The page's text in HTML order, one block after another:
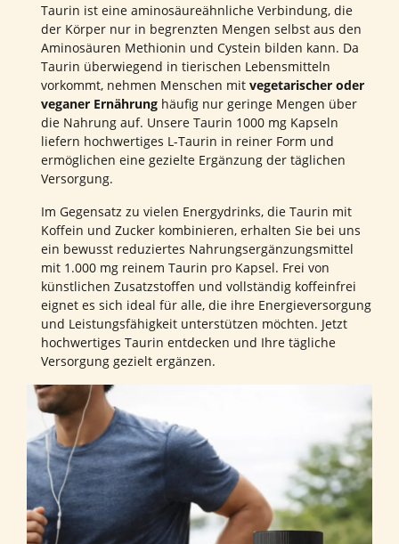
Taurin ist eine aminosäureähnliche Verbindung, die
der Körper nur in begrenzten Mengen selbst aus den
Aminosäuren Methionin und Cystein bilden kann. Da
Taurin überwiegend in tierischen Lebensmitteln
vorkommt, nehmen Menschen mit vegetarischer oder
veganer Ernährung häufig nur geringe Mengen über
die Nahrung auf. Unsere Taurin 1000 mg Kapseln
liefern hochwertiges L-Taurin in reiner Form und
ermöglichen eine gezielte Ergänzung der täglichen
Versorgung.
Im Gegensatz zu vielen Energydrinks, die Taurin mit
Koffein und Zucker kombinieren, erhalten Sie bei uns
ein bewusst reduziertes Nahrungsergänzungsmittel
mit 1.000 mg reinem Taurin pro Kapsel. Frei von
künstlichen Zusatzstoffen und vollständig koffeinfrei
eignet es sich ideal für alle, die ihre Energieversorgung
und Leistungsfähigkeit unterstützen möchten. Jetzt
hochwertiges Taurin entdecken und Ihre tägliche
Versorgung gezielt ergänzen.